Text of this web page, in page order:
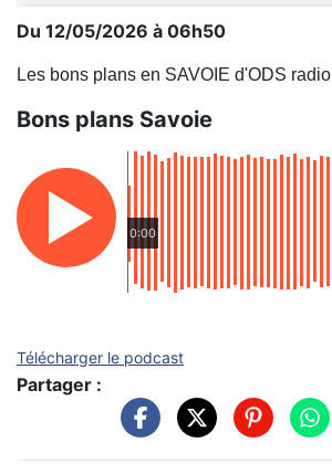
Du 12/05/2026 à 06h50
Les bons plans en SAVOIE d'ODS radio
Bons plans Savoie
0:00
Télécharger le podcast
Partager :